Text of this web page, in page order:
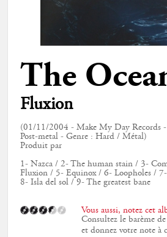
The
Fluxion
(01/11/2004 - Make My Day Records
Post-metal - Genre : Hard / Métal)
Produit par
1- Nazca / 2- The human stain / 3-
Fluxion / 5- Equinox / 6- Loopholes /
8- Isla del sol / 9- The greatest bane
Vous aussi, notez cet
Consultez le barème
et donnez votre note à